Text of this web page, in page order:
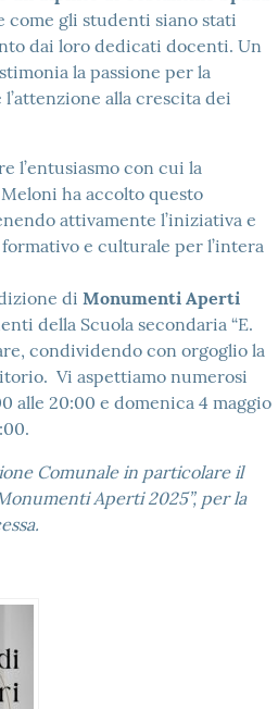
come gli studenti siano stati
dai loro dedicati docenti. Un
la passione per la
alla crescita dei
l’entusiasmo con cui la
ha accolto questo
attivamente l’iniziativa e
e culturale per l’intera
di Monumenti Aperti
della Scuola secondaria “E.
condividendo con orgoglio la
Vi aspettiamo numerosi
alle 20:00 e domenica 4 maggio
Comunale in particolare il
Aperti 2025”, per la